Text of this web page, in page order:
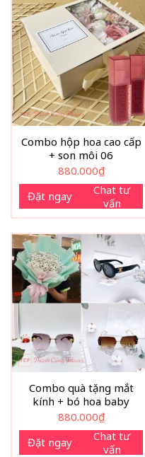
Combo hộp hoa cao cấp
+ son môi 06
880.000₫
Đặt ngay
Chat tư
vấn
Combo quà tặng mắt
kính + bó hoa baby
880.000₫
Đặt ngay
Chat tư
vấn